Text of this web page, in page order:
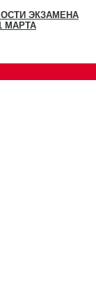
ЭКЗАМЕНА
МАРТА